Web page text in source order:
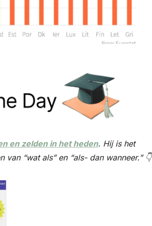
en zelden in het heden. Hij is het
“wat als” en “als- dan wanneer.” 👇